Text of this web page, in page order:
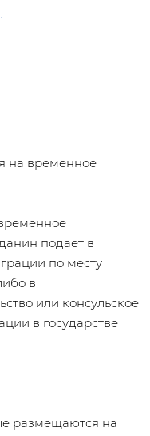
на временное
подает в
по месту
в
или консульское
в государстве
размещаются на